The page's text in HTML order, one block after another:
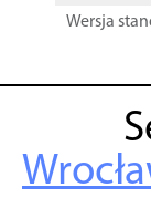
Wersja